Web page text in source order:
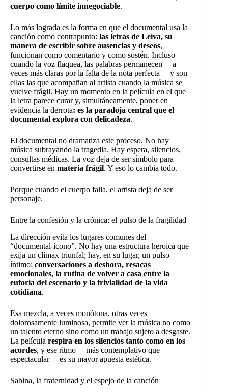
cuerpo como límite innegociable.
Lo más lograda es la forma en que el documental usa la
canción como contrapunto: las letras de Leiva, su
manera de escribir sobre ausencias y deseos,
funcionan como comentario y como sostén. Incluso
cuando la voz flaquea, las palabras permanecen —a
veces más claras por la falta de la nota perfecta— y son
ellas las que acompañan al artista cuando la música se
vuelve frágil. Hay un momento en la película en el que
la letra parece curar y, simultáneamente, poner en
evidencia la derrota: es la paradoja central que el
documental explora con delicadeza.
El documental no dramatiza este proceso. No hay
música subrayando la tragedia. Hay espera, silencios,
consultas médicas. La voz deja de ser símbolo para
convertirse en materia frágil. Y eso lo cambia todo.
Porque cuando el cuerpo falla, el artista deja de ser
personaje.
Entre la confesión y la crónica: el pulso de la fragilidad
La dirección evita los lugares comunes del
“documental-ícono”. No hay una estructura heroica que
exija un clímax triunfal; hay, en su lugar, un pulso
íntimo: conversaciones a deshora, resacas
emocionales, la rutina de volver a casa entre la
euforia del escenario y la trivialidad de la vida
cotidiana.
Esa mezcla, a veces monótona, otras veces
dolorosamente luminosa, permite ver la música no como
un talento eterno sino como un trabajo sujeto a desgaste.
La película respira en los silencios tanto como en los
acordes, y ese ritmo —más contemplativo que
espectacular— es su mayor apuesta estética.
Sabina, la fraternidad y el espejo de la canción